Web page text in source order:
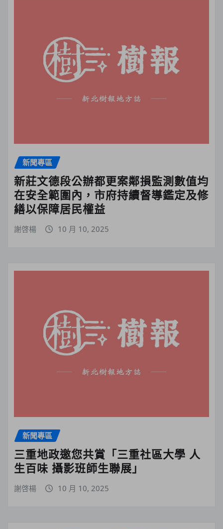
新聞專區
新莊文德段公辦都更案鄰損監測數值均
在安全範圍內，市府持續督導鑑定及修
繕以保障居民權益
謝啓楊 10 月 10, 2025
新聞專區
三重地政邀您共賞「三重社區大學 人
生百味 攝影班師生聯展」
謝啓楊 10 月 10, 2025